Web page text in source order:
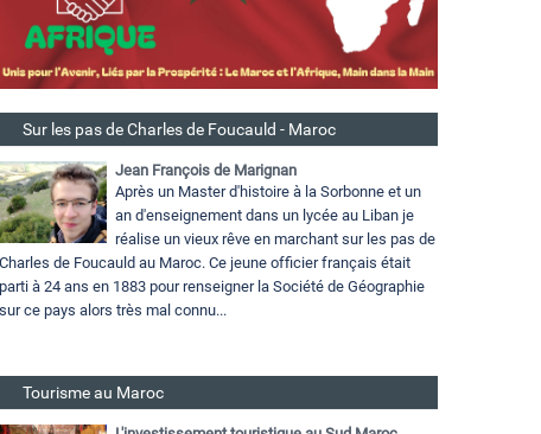
Sur les pas de Charles de Foucauld - Maroc
Jean François de Marignan
Après un Master d'histoire à la Sorbonne et un
an d'enseignement dans un lycée au Liban je
réalise un vieux rêve en marchant sur les pas de
Charles de Foucauld au Maroc. Ce jeune officier français était
parti à 24 ans en 1883 pour renseigner la Société de Géographie
sur ce pays alors très mal connu...
Tourisme au Maroc